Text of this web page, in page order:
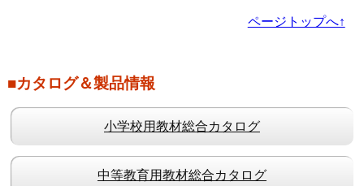
ページトップへ↑
■カタログ＆製品情報
小学校用教材総合カタログ
中等教育用教材総合カタログ